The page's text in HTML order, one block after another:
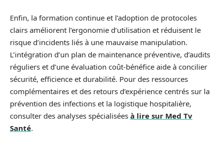
Enfin, la formation continue et l’adoption de protocoles
clairs améliorent l’ergonomie d’utilisation et réduisent le
risque d’incidents liés à une mauvaise manipulation.
L’intégration d’un plan de maintenance préventive, d’audits
réguliers et d’une évaluation coût-bénéfice aide à concilier
sécurité, efficience et durabilité. Pour des ressources
complémentaires et des retours d’expérience centrés sur la
prévention des infections et la logistique hospitalière,
consulter des analyses spécialisées à lire sur Med Tv
Santé.